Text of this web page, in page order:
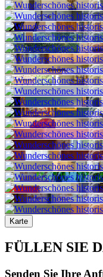
Karte
FÜLLEN SIE
Senden Sie Ihre